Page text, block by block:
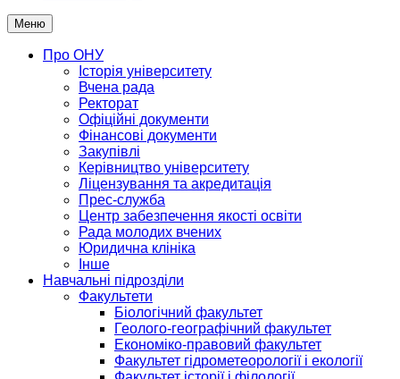
Меню
Про ОНУ
Історія університету
Вчена рада
Ректорат
Офіційні документи
Фінансові документи
Закупівлі
Керівництво університету
Ліцензування та акредитація
Прес-служба
Центр забезпечення якості освіти
Рада молодих вчених
Юридична клініка
Інше
Навчальні підрозділи
Факультети
Біологічний факультет
Геолого-географічний факультет
Економіко-правовий факультет
Факультет гідрометеорології і екології